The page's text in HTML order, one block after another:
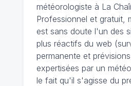
météorologiste à La
Professionnel et gratuit,
est sans doute l'un des
plus réactifs du web
permanente et
expertisées par un
le fait qu'il s'agisse du